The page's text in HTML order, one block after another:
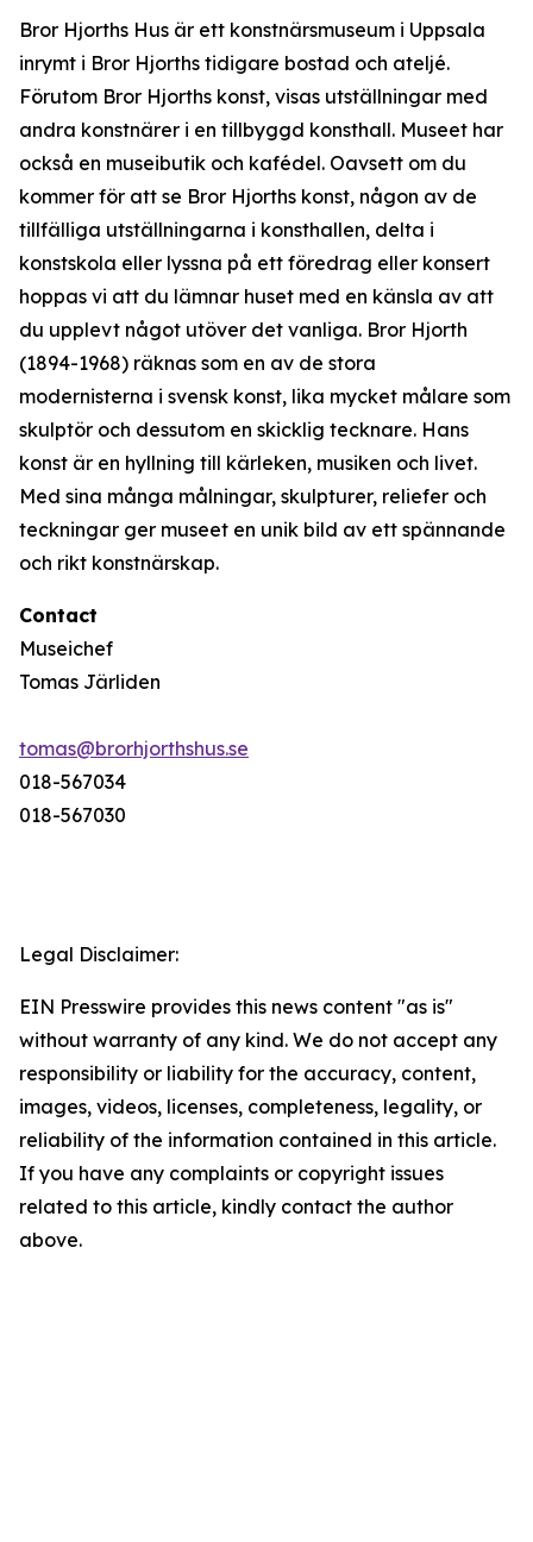
Bror Hjorths Hus är ett konstnärsmuseum i Uppsala
inrymt i Bror Hjorths tidigare bostad och ateljé.
Förutom Bror Hjorths konst, visas utställningar med
andra konstnärer i en tillbyggd konsthall. Museet har
också en museibutik och kafédel. Oavsett om du
kommer för att se Bror Hjorths konst, någon av de
tillfälliga utställningarna i konsthallen, delta i
konstskola eller lyssna på ett föredrag eller konsert
hoppas vi att du lämnar huset med en känsla av att
du upplevt något utöver det vanliga. Bror Hjorth
(1894-1968) räknas som en av de stora
modernisterna i svensk konst, lika mycket målare som
skulptör och dessutom en skicklig tecknare. Hans
konst är en hyllning till kärleken, musiken och livet.
Med sina många målningar, skulpturer, reliefer och
teckningar ger museet en unik bild av ett spännande
och rikt konstnärskap.
Contact
Museichef
Tomas Järliden
tomas@brorhjorthshus.se
018-567034
018-567030
Legal Disclaimer:
EIN Presswire provides this news content "as is"
without warranty of any kind. We do not accept any
responsibility or liability for the accuracy, content,
images, videos, licenses, completeness, legality, or
reliability of the information contained in this article.
If you have any complaints or copyright issues
related to this article, kindly contact the author
above.